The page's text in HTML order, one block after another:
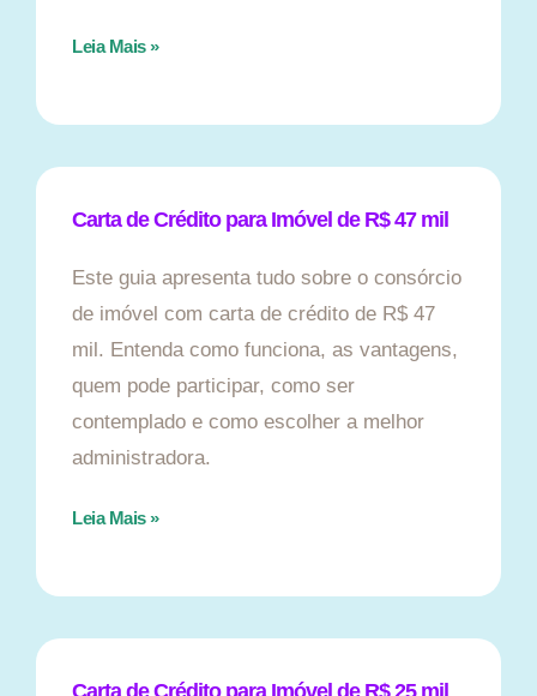
Leia Mais »
Carta de Crédito para Imóvel de R$ 47 mil
Este guia apresenta tudo sobre o consórcio
de imóvel com carta de crédito de R$ 47
mil. Entenda como funciona, as vantagens,
quem pode participar, como ser
contemplado e como escolher a melhor
administradora.
Leia Mais »